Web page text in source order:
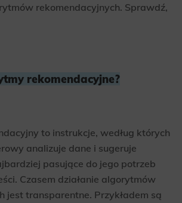
rekomendacyjnych. Sprawdź,
rekomendacyjne?
to instrukcje, według których
analizuje dane i sugeruje
pasujące do jego potrzeb
Czasem działanie algorytmów
jest transparentne. Przykładem są